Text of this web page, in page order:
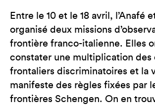
Entre le 10 et le 18 avril, l’Anafé
organisé deux missions
frontière franco-italienne. Elles
constater une multiplication des
frontaliers discriminatoires et la
manifeste des règles fixées par
frontières Schengen. On en